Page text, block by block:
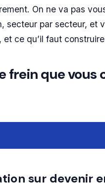
On ne va pas
secteur par secteur, et
ce qu’il faut
frein que vous